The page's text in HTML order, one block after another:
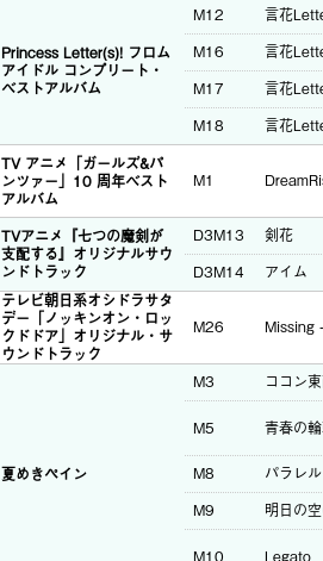
Princess Letter(s)! フロム
アイドル コンプリート・
ベストアルバム
M12 言花
M16
言花
M17
言花
M18
言花
TV アニメ「ガールズ&パ
ンツァー」10 周年ベスト
アルバム
M1
TVアニメ『七つの魔剣が
支配する』オリジナルサウ
ンドトラック
D3M13 剣花
D3M14
アイム
テレビ朝日系オシドラサタ
デー「ノッキンオン・ロッ
クドドア」オリジナル・サ
ウンドトラック
M26 Missing
夏めきペイン
M3 ココン
M5 青春の
M8
パラレ
M9
明日の
M10 Legato